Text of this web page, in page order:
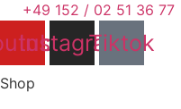
+49 152 / 02 51 36 77
Instagram
Tiktok
Shop